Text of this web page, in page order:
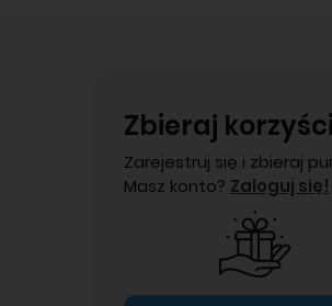
Zbieraj korzyści
Zarejestruj się i zbieraj
Masz konto? Zaloguj się!